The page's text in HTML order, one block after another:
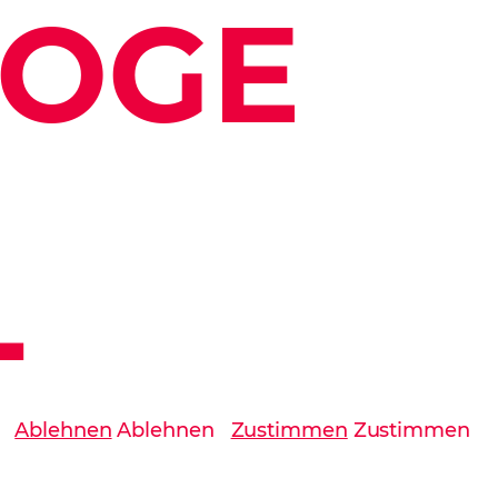
Ablehnen Ablehnen Zustimmen Zustimmen